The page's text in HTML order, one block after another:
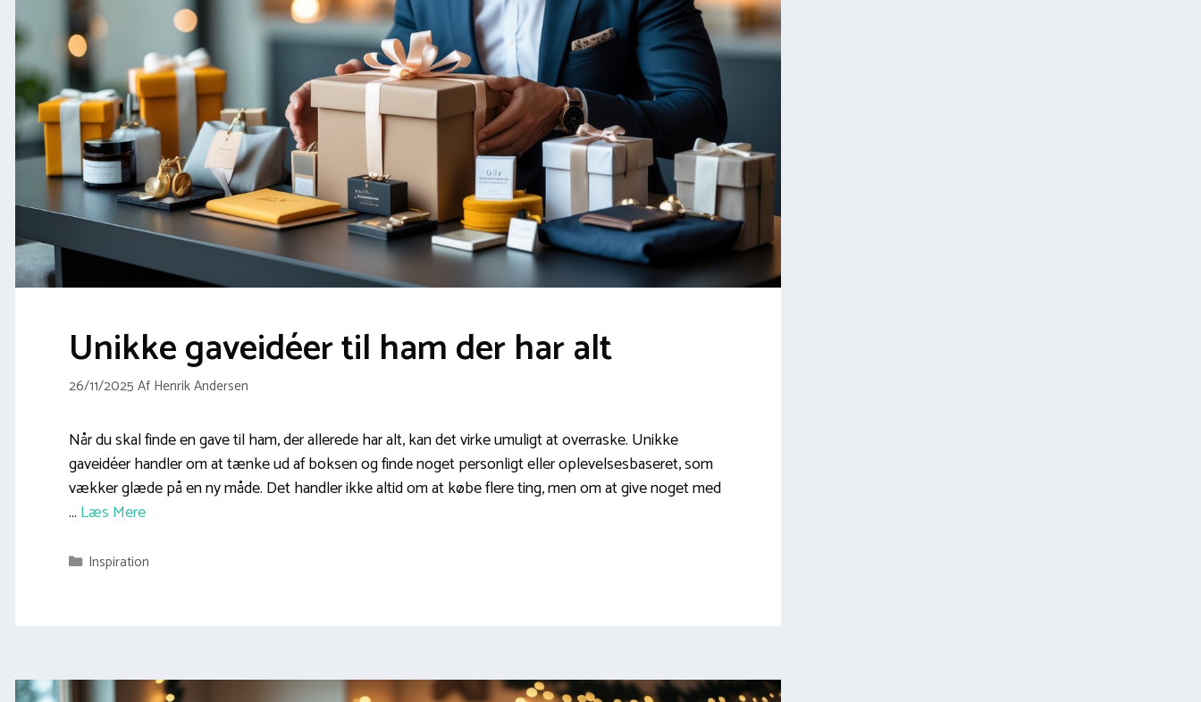
Unikke gaveidéer til ham der har alt
26/11/2025 Af Henrik Andersen
Når du skal finde en gave til ham, der allerede har alt, kan det virke umuligt at overraske. Unikke
gaveidéer handler om at tænke ud af boksen og finde noget personligt eller oplevelsesbaseret, som
vækker glæde på en ny måde. Det handler ikke altid om at købe flere ting, men om at give noget med
… Læs Mere
Kategorier
Inspiration